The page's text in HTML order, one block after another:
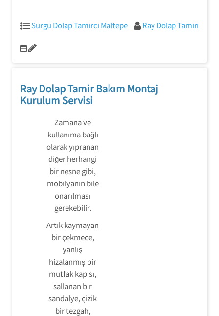
Sürgü Dolap Tamirci Maltepe Ray Dolap Tamiri
Ray Dolap Tamir Bakım Montaj
Kurulum Servisi
Zamana ve
kullanıma bağlı
olarak yıpranan
diğer herhangi
bir nesne gibi,
mobilyanın bile
onarılması
gerekebilir.
Artık kaymayan
bir çekmece,
yanlış
hizalanmış bir
mutfak kapısı,
sallanan bir
sandalye, çizik
bir tezgah,